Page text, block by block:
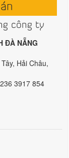
công ty
ĐÀ NẴNG
Hải Châu,
3917 854